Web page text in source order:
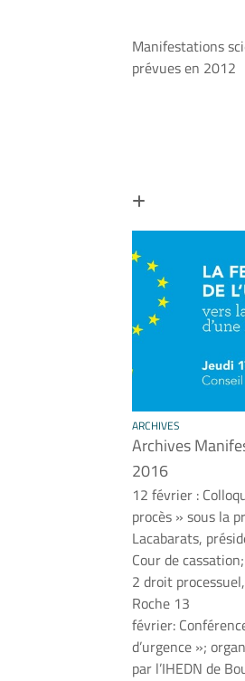
Manifestations
prévues en 2012
ARCHIVES
Archives
2016
12 février :
procès » sous la
Lacabarats,
Cour de
2 droit
Roche 13
février:
d’urgence »;
par l’IHEDN de